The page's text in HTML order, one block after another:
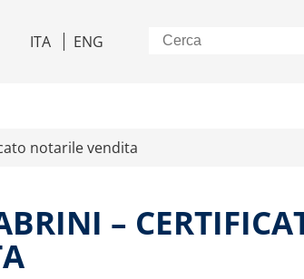
ITA ENG
notarile vendita
–